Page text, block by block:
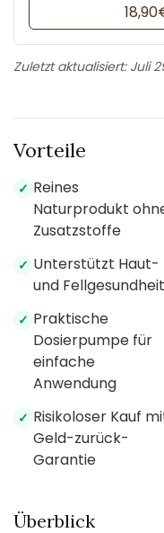
Zuletzt aktualisiert: Juli
Vorteile
✓ Reines
Naturprodukt
Zusatzstoffe
✓ Unterstützt Haut-
und Fellgesundheit
✓ Praktische
Dosierpumpe für
einfache
Anwendung
✓ Risikoloser Kauf
Geld-zurück-
Garantie
Überblick